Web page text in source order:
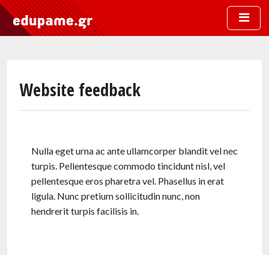
Website feedback
Nulla eget urna ac ante ullamcorper blandit vel nec
turpis. Pellentesque commodo tincidunt nisl, vel
pellentesque eros pharetra vel. Phasellus in erat
ligula. Nunc pretium sollicitudin nunc, non
hendrerit turpis facilisis in.